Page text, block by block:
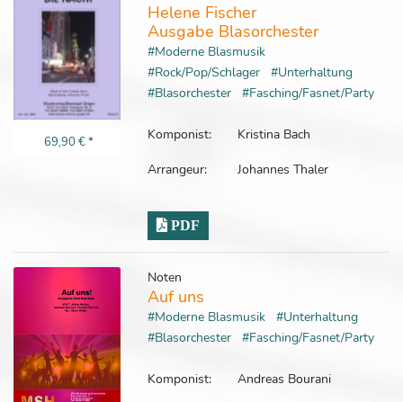
69,90 €*
Helene Fischer
Ausgabe Blasorchester
#Moderne Blasmusik
#Rock/Pop/Schlager
#Unterhaltung
#Blasorchester
#Fasching/Fasnet/Party
Komponist:
Kristina Bach
Arrangeur:
Johannes Thaler
PDF
Noten
Auf uns
#Moderne Blasmusik
#Unterhaltung
#Blasorchester
#Fasching/Fasnet/Party
Komponist:
Andreas Bourani